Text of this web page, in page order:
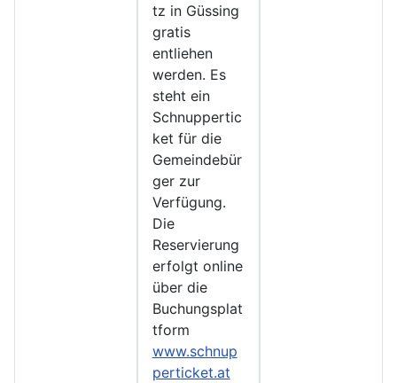
tz in Güssing
gratis
entliehen
werden. Es
steht ein
Schnuppertic
ket für die
Gemeindebür
ger zur
Verfügung.
Die
Reservierung
erfolgt online
über die
Buchungsplat
tform
www.schnup
perticket.at